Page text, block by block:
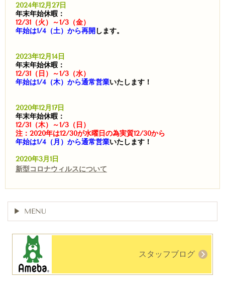
2024年12月27日
年末年始休暇：
12/31（火）～1/3（金）
年始は1/4（土）から再開 します。
2023年12月14日
年末年始休暇：
12/31（日）～1/3（水）
年始は1/4（木）から通常営業いたします！
2020年12月17日
年末年始休暇：
12/31（木）～1/3（日）
注：2020年は12/30が水曜日の為実質12/30から
年始は1/4（月）から通常営業いたします！
2020年3月1日
新型コロナウィルスについて
MENU
スタッフブログ